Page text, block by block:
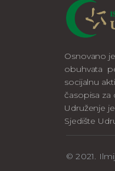
Osnovano
obuhvata
socijalnu
časopisa za
Udruženje
Sjedište
© 2021.